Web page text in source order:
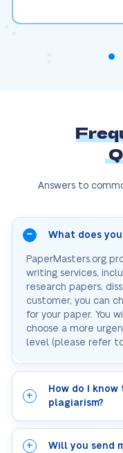
Answers to
What does
PaperMasters.org
writing services,
research papers,
customer, you can
for your paper. You
choose a more
level (please refer
How do I
plagiarism?
Will you send